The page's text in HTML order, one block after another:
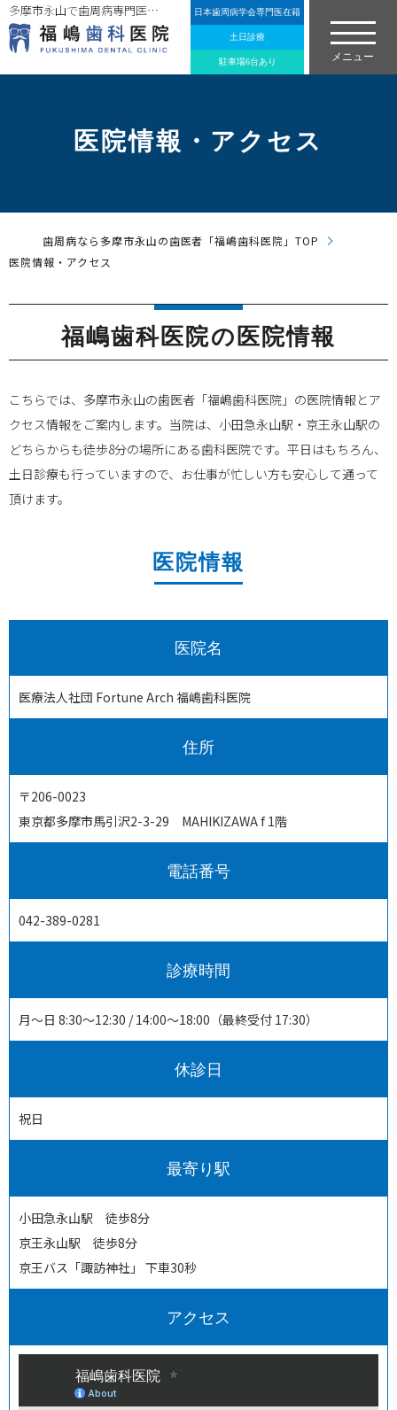
多摩市永山で歯周病専門医在籍の歯医者「福嶋歯科医院」の医院情報とアクセス情報。 日本歯周病学会専門医在籍
土日診療
駐車場6台あり
医院情報・アクセス
歯周病なら多摩市永山の歯医者「福嶋歯科医院」TOP
医院情報・アクセス
福嶋歯科医院の医院情報
こちらでは、多摩市永山の歯医者「福嶋歯科医院」の医院情報とア
クセス情報をご案内します。当院は、小田急永山駅・京王永山駅の
どちらからも徒歩8分の場所にある歯科医院です。平日はもちろん、
土日診療も行っていますので、お仕事が忙しい方も安心して通って
頂けます。
医院情報
医院名
医療法人社団 Fortune Arch 福嶋歯科医院
住所
〒206-0023
東京都多摩市馬引沢2-3-29 MAHIKIZAWA f 1階
電話番号
042-389-0281
診療時間
月〜日 8:30～12:30 / 14:00～18:00（最終受付 17:30）
休診日
祝日
最寄り駅
小田急永山駅 徒歩8分
京王永山駅 徒歩8分
京王バス「諏訪神社」 下車30秒
アクセス